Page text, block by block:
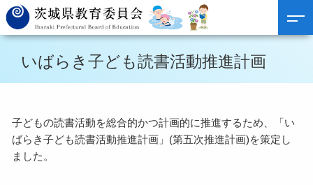
いばらき子ども読書活動推進計画
子どもの読書活動を総合的かつ計画的に推進するため、「い
ばらき子ども読書活動推進計画」(第五次推進計画)を策定し
ました。